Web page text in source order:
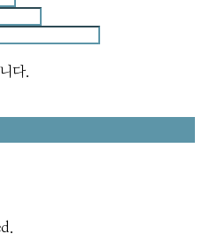
다.